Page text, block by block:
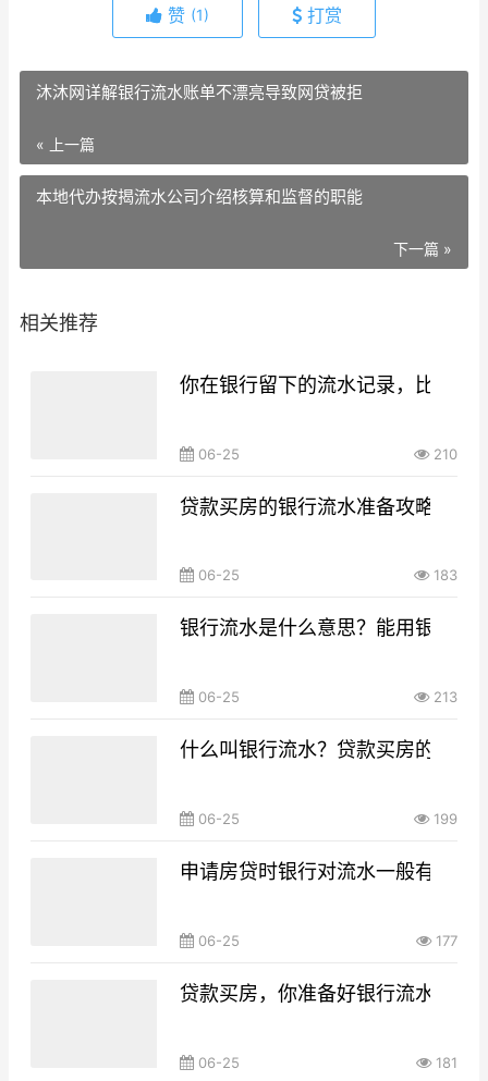
赞 (1) 打赏
沐沐网详解银行流水账单不漂亮导致网贷被拒
« 上一篇
本地代办按揭流水公司介绍核算和监督的职能
下一篇 »
相关推荐
你在银行留下的流水记录，比你想
06-25 210
贷款买房的银行流水准备攻略，你
06-25 183
银行流水是什么意思？能用银行流
06-25 213
什么叫银行流水？贷款买房的银行
06-25 199
申请房贷时银行对流水一般有什么
06-25 177
贷款买房，你准备好银行流水了吗
06-25 181